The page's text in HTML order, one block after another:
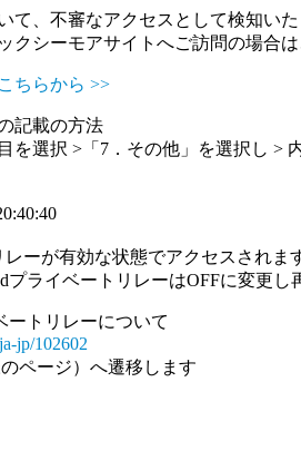
て、不審なアクセスとして検知いた
クシーモアサイトへご訪問の場合
ちらから >>
記載の方法
を選択 >「7．その他」を選択し >
ーが有効な状態でアクセスされま
ライベートリレーはOFFに変更し
ートリレーについて
jp/102602
ページ）へ遷移します